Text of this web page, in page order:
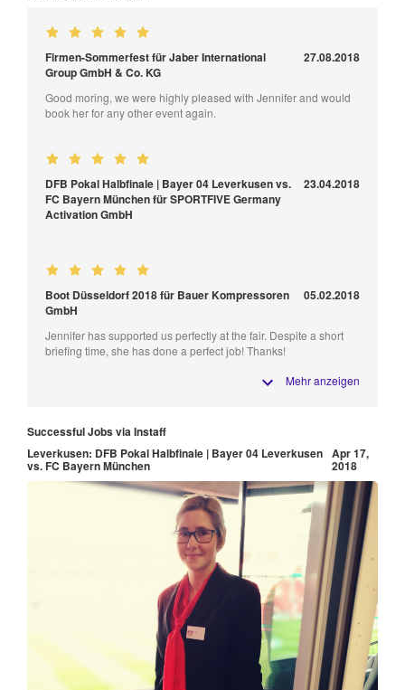
Firmen-Sommerfest für Jaber International
Group GmbH & Co. KG
27.08.2018
Good moring, we were highly pleased with Jennifer and would
book her for any other event again.
DFB Pokal Halbfinale | Bayer 04 Leverkusen vs.
FC Bayern München für SPORTFIVE Germany
Activation GmbH
23.04.2018
Boot Düsseldorf 2018 für Bauer Kompressoren
GmbH
05.02.2018
Jennifer has supported us perfectly at the fair. Despite a short
briefing time, she has done a perfect job! Thanks!
Mehr anzeigen
Successful Jobs via Instaff
Leverkusen: DFB Pokal Halbfinale | Bayer 04 Leverkusen
vs. FC Bayern München
Apr 17,
2018